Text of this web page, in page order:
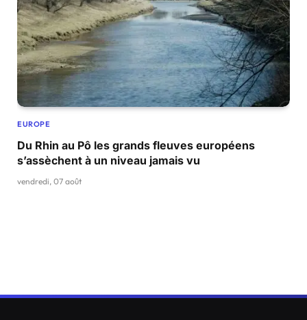
EUROPE
Du Rhin au Pô les grands fleuves européens
s’assèchent à un niveau jamais vu
vendredi, 07 août